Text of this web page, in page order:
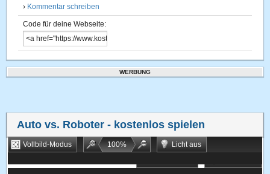
› Kommentar schreiben
Code für deine Webseite:
WERBUNG
Auto vs. Roboter - kostenlos spielen
Vollbild-Modus 100%
Licht aus